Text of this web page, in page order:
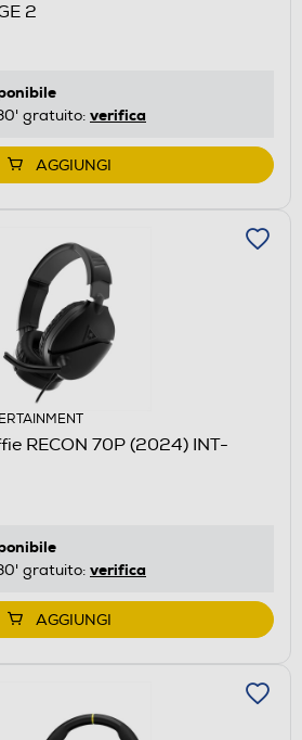
2
gratuito: verifica
AGGIUNGI
RECON 70P (2024) INT-
gratuito: verifica
AGGIUNGI